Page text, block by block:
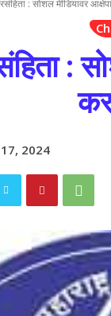
: सोशल मीडियावर
:
2024